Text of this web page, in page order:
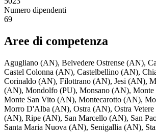
Numero dipendenti
69
Aree di competenza
Agugliano (AN), Belvedere Ostrense (AN),
Castel Colonna (AN), Castelbellino (AN),
Corinaldo (AN), Filottrano (AN), Jesi (AN),
(AN), Mondolfo (PU), Monsano (AN), Monte
Monte San Vito (AN), Montecarotto (AN),
Morro D'Alba (AN), Ostra (AN), Ostra
(AN), Ripe (AN), San Marcello (AN), San
Santa Maria Nuova (AN), Senigallia (AN),